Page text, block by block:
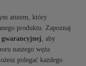
atutem, który
produktu. Zapoznaj
gwarancyjnej, aby
naszego węża
polegać każdego